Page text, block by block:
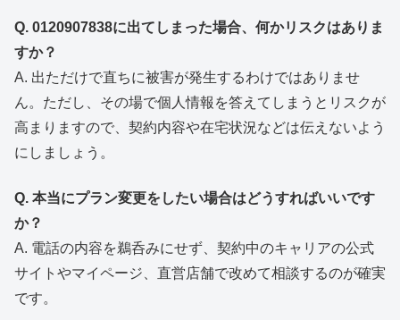
Q. 0120907838に出てしまった場合、何かリスクはありま
すか？
A. 出ただけで直ちに被害が発生するわけではありませ
ん。ただし、その場で個人情報を答えてしまうとリスクが
高まりますので、契約内容や在宅状況などは伝えないよう
にしましょう。
Q. 本当にプラン変更をしたい場合はどうすればいいです
か？
A. 電話の内容を鵜呑みにせず、契約中のキャリアの公式
サイトやマイページ、直営店舗で改めて相談するのが確実
です。